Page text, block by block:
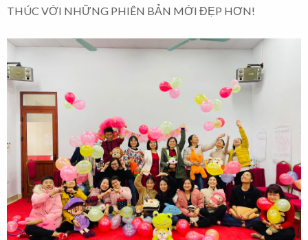
THÚC VỚI NHỮNG PHIÊN BẢN MỚI ĐẸP HƠN!